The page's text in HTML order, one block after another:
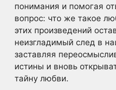
понимания и помогая
вопрос: что же такое
этих произведений
неизгладимый след в
заставляя
истины и вновь
тайну любви.